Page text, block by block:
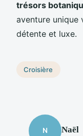
trésors
aventure unique
détente et luxe.
Croisière
N Naël